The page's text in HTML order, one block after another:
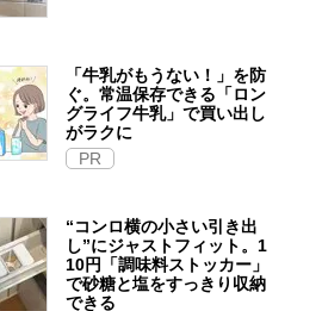
「牛乳がもうない！」を防
ぐ。常温保存できる「ロン
グライフ牛乳」で買い出し
がラクに
PR
“コンロ横の小さい引き出
し”にジャストフィット。1
10円「調味料ストッカー」
で砂糖と塩をすっきり収納
できる